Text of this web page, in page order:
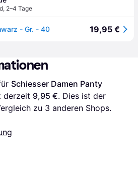
, 2–4 Tage
- Gr. - 40 19,95 €
Schiesser Damen Panty
derzeit 9,95 €. Dies ist der
zu 3 anderen Shops.